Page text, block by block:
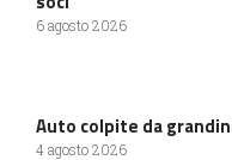
6 agosto 2026
Auto colpite da
4 agosto 2026